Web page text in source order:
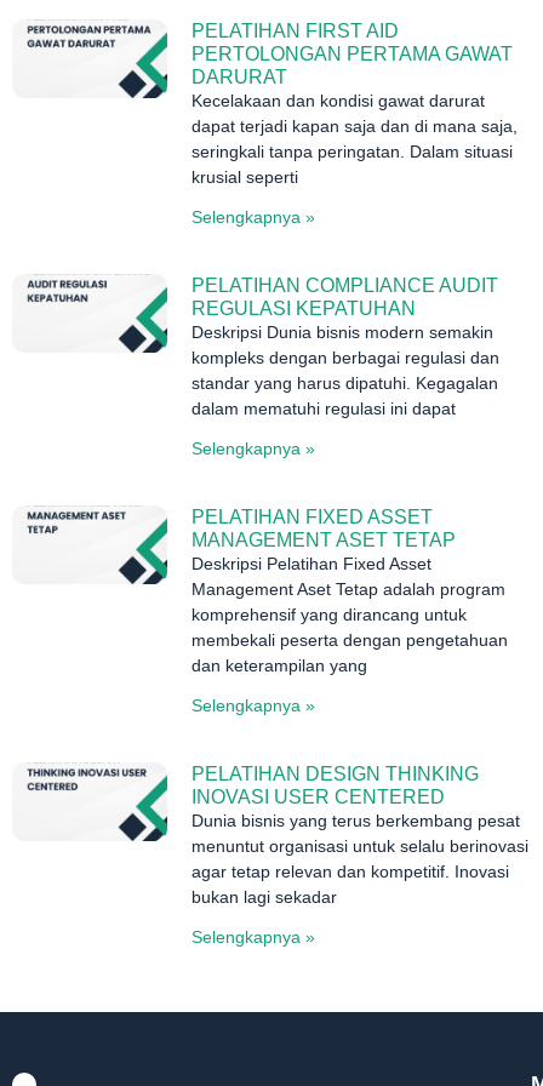
PELATIHAN FIRST AID
PERTOLONGAN PERTAMA GAWAT
DARURAT
Kecelakaan dan kondisi gawat darurat
dapat terjadi kapan saja dan di mana saja,
seringkali tanpa peringatan. Dalam situasi
krusial seperti
Selengkapnya »
PELATIHAN COMPLIANCE AUDIT
REGULASI KEPATUHAN
Deskripsi Dunia bisnis modern semakin
kompleks dengan berbagai regulasi dan
standar yang harus dipatuhi. Kegagalan
dalam mematuhi regulasi ini dapat
Selengkapnya »
PELATIHAN FIXED ASSET
MANAGEMENT ASET TETAP
Deskripsi Pelatihan Fixed Asset
Management Aset Tetap adalah program
komprehensif yang dirancang untuk
membekali peserta dengan pengetahuan
dan keterampilan yang
Selengkapnya »
PELATIHAN DESIGN THINKING
INOVASI USER CENTERED
Dunia bisnis yang terus berkembang pesat
menuntut organisasi untuk selalu berinovasi
agar tetap relevan dan kompetitif. Inovasi
bukan lagi sekadar
Selengkapnya »